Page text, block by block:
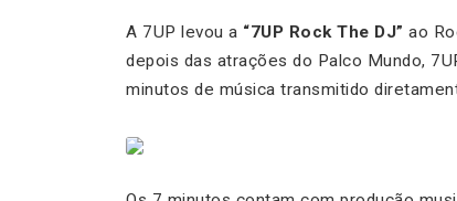
A 7UP levou a “7UP Rock The DJ” ao
depois das atrações do Palco Mundo,
minutos de música transmitido